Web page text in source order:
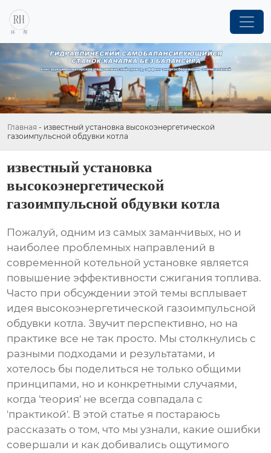
Главная - известный установка высокоэнергетической
газоимпульсной обдувки котла
известный установка
высокоэнергетической
газоимпульсной обдувки котла
Пожалуй, одним из самых заманчивых, но и
наиболее проблемных направлений в
современной котельной установке является
повышение эффективности сжигания топлива.
Часто при обсуждении этой темы всплывает
идея высокоэнергетической газоимпульсной
обдувки котла. Звучит перспективно, но на
практике все не так просто. Мы столкнулись с
разными подходами и результатами, и
хотелось бы поделиться не только общими
принципами, но и конкретными случаями,
когда 'теория' не всегда совпадала с
'практикой'. В этой статье я постараюсь
рассказать о том, что мы узнали, какие ошибки
совершали и как добивались ощутимого